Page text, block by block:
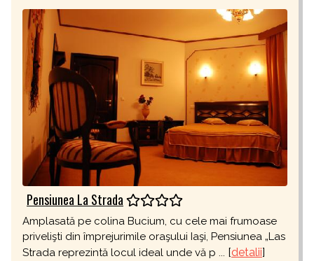
Pensiunea La Strada
Amplasată pe colina Bucium, cu cele mai frumoase
privelişti din împrejurimile oraşului Iaşi, Pensiunea „Las
Strada reprezintă locul ideal unde vă p ... [detalii]